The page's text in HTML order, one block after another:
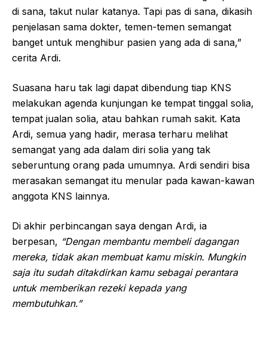
di sana, takut nular katanya. Tapi pas di sana, dikasih
penjelasan sama dokter, temen-temen semangat
banget untuk menghibur pasien yang ada di sana,”
cerita Ardi.
Suasana haru tak lagi dapat dibendung tiap KNS
melakukan agenda kunjungan ke tempat tinggal solia,
tempat jualan solia, atau bahkan rumah sakit. Kata
Ardi, semua yang hadir, merasa terharu melihat
semangat yang ada dalam diri solia yang tak
seberuntung orang pada umumnya. Ardi sendiri bisa
merasakan semangat itu menular pada kawan-kawan
anggota KNS lainnya.
Di akhir perbincangan saya dengan Ardi, ia
berpesan, “Dengan membantu membeli dagangan
mereka, tidak akan membuat kamu miskin. Mungkin
saja itu sudah ditakdirkan kamu sebagai perantara
untuk memberikan rezeki kepada yang
membutuhkan.”